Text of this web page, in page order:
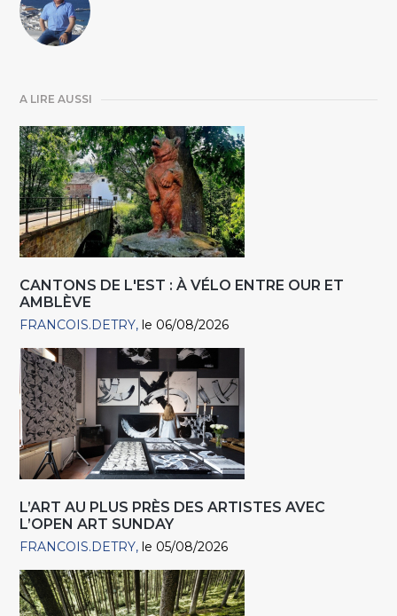
A LIRE AUSSI
CANTONS DE L'EST : À VÉLO ENTRE OUR ET
AMBLÈVE
FRANCOIS.DETRY le 06/08/2026
L’ART AU PLUS PRÈS DES ARTISTES AVEC
L’OPEN ART SUNDAY
FRANCOIS.DETRY le 05/08/2026